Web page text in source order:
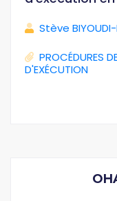
Stève
PROCÉDURES
D'EXÉCUTION